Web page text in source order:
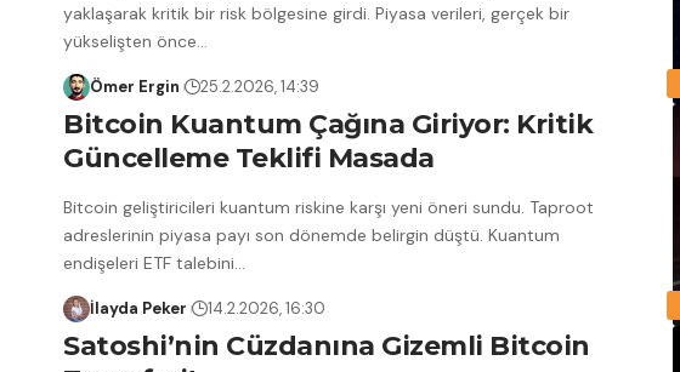
yaklaşarak kritik bir risk bölgesine girdi. Piyasa verileri, gerçek bir
yükselişten önce…
Ömer Ergin 25.2.2026, 14:39
Bitcoin Kuantum Çağına Giriyor: Kritik
Güncelleme Teklifi Masada
Bitcoin geliştiricileri kuantum riskine karşı yeni öneri sundu. Taproot
adreslerinin piyasa payı son dönemde belirgin düştü. Kuantum
endişeleri ETF talebini…
İlayda Peker 14.2.2026, 16:30
Satoshi’nin Cüzdanına Gizemli Bitcoin